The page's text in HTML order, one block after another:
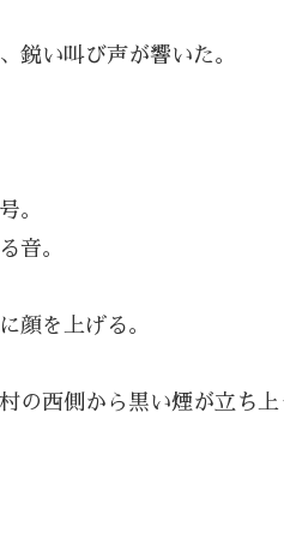
鋭い叫び声が響いた。
。
音。
顔を上げる。
の西側から黒い煙が立ち上